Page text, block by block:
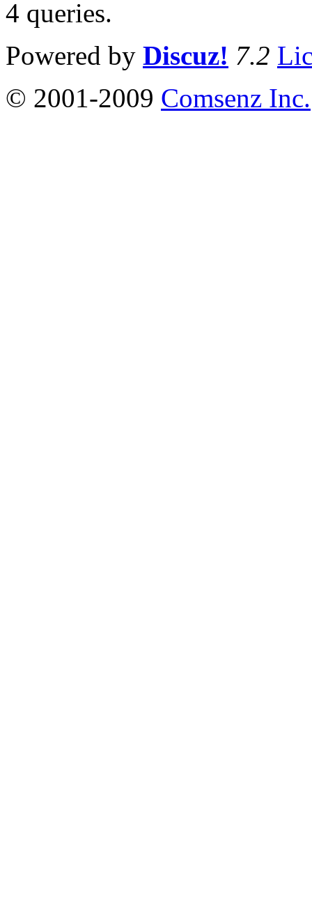
4 queries.
Powered by Discuz! 7.2
© 2001-2009 Comsenz Inc.